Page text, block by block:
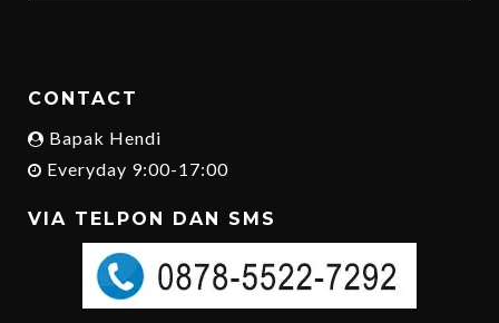
CONTACT
Bapak Hendi
Everyday 9:00-17:00
VIA TELPON DAN SMS